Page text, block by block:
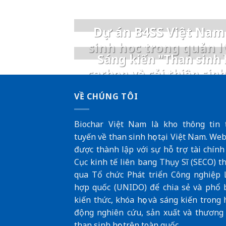
Dự án B4SS Việt
sinh học trong quản
Sáng kiến "Than sinh
carbon và cải thiện
VỀ CHÚNG TÔI
Biochar Việt Nam là kho thông tin
tuyến về than sinh học tại Việt Nam.
được thành lập với sự hỗ trợ tài chính
Cục kinh tế liên bang Thụy Sĩ (SECO)
qua Tổ chức Phát triển Công nghiệp
hợp quốc (UNIDO)để chia sẻ và phổ
kiến thức, khóa học và sáng kiến trong
động nghiên cứu, sản xuất và thương